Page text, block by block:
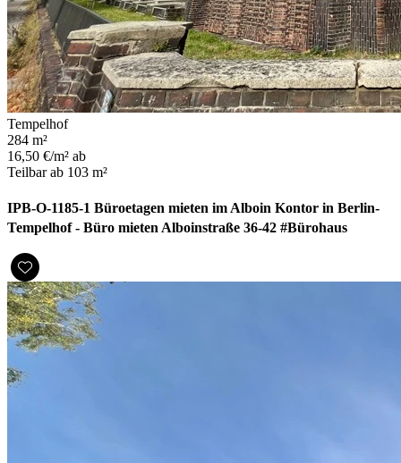
Tempelhof
284 m²
16,50 €/m² ab
Teilbar ab 103 m²
IPB-O-1185-1 Büroetagen mieten im Alboin Kontor in Berlin-
Tempelhof - Büro mieten Alboinstraße 36-42 #Bürohaus